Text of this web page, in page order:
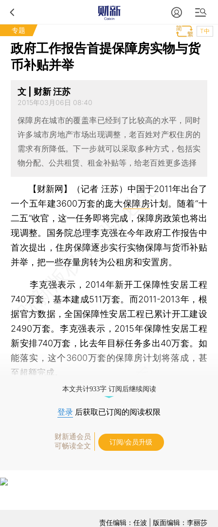
专题 T中
政府工作报告首提保障房实物与货
币补贴并举
文 | 财新 汪苏
2015年03月06日 08:40
保障房在城市的覆盖率已经到了比较高的水平，同时
许多城市房地产市场出现调整，老百姓对产权住房的
需求有所降低。下一步就可以采取多种方式，包括实
物分配、公共租赁、租金补贴等，给老百姓更多选择
【财新网】（记者 汪苏） 中国于2011年出台了
一个五年建3600万套的庞大保障房计划。随着“十
二五”收官，这一任务即将完成，保障房政策也将出
现调整。国务院总理李克强在今年政府工作报告中
首次提出，住房保障逐步实行实物保障与货币补贴
并举，把一些存量房转为公租房和安置房。
李克强表示，2014年新开工保障性安居工程
740万套，基本建成511万套。而2011-2013年，根
据官方数据，全国保障性安居工程已累计开工建设
2490万套。李克强表示，2015年保障性安居工程
新安排740万套，比去年目标任务多出40万套。如
能落实，这个3600万套的保障房计划将落成，甚
至超额完成。
本文共计933字 订阅后继续阅读
登录 后获取已订阅的阅读权限
财新通会员
可畅读全文
订阅/会员升级
责任编辑：任波 | 版面编辑：李丽莎